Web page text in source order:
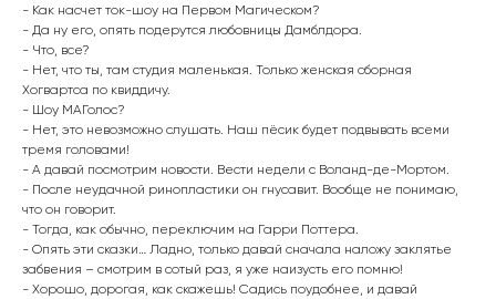
- Как насчет ток-шоу на Первом Магическом?
- Да ну его, опять подерутся любовницы Дамблдора.
- Что, все?
- Нет, что ты, там студия маленькая. Только женская сборная
Хогвартса по квиддичу.
- Шоу МАГолос?
- Нет, это невозможно слушать. Наш пёсик будет подвывать всеми
тремя головами!
- А давай посмотрим новости. Вести недели с Воланд-де-Мортом.
- После неудачной ринопластики он гнусавит. Вообще не понимаю,
что он говорит.
- Тогда, как обычно, переключим на Гарри Поттера.
- Опять эти сказки… Ладно, только давай сначала наложу заклятье
забвения – смотрим в сотый раз, я уже наизусть его помню!
- Хорошо, дорогая, как скажешь! Садись поудобнее, и давай